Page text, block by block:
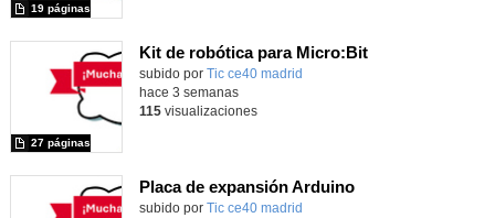
19 páginas
Kit de robótica para Micro:Bit
Contenido educativo.
subido por Tic ce40 madrid
27 páginas
hace 3 semanas
115visualizaciones
Placa de expansión Arduino
Contenido educativo.
subido por Tic ce40 madrid